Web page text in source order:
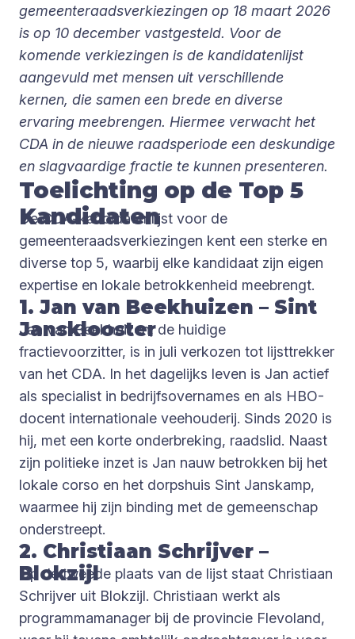
gemeenteraadsverkiezingen op 18 maart 2026
is op 10 december vastgesteld. Voor de
komende verkiezingen is de kandidatenlijst
aangevuld met mensen uit verschillende
kernen, die samen een brede en diverse
ervaring meebrengen. Hiermee verwacht het
CDA in de nieuwe raadsperiode een deskundige
en slagvaardige fractie te kunnen presenteren.
Toelichting op de Top 5
Kandidaten
De CDA-kandidatenlijst voor de
gemeenteraadsverkiezingen kent een sterke en
diverse top 5, waarbij elke kandidaat zijn eigen
expertise en lokale betrokkenheid meebrengt.
1. Jan van Beekhuizen – Sint
Jansklooster
Jan van Beekhuizen, de huidige
fractievoorzitter, is in juli verkozen tot lijsttrekker
van het CDA. In het dagelijks leven is Jan actief
als specialist in bedrijfsovernames en als HBO-
docent internationale veehouderij. Sinds 2020 is
hij, met een korte onderbreking, raadslid. Naast
zijn politieke inzet is Jan nauw betrokken bij het
lokale corso en het dorpshuis Sint Janskamp,
waarmee hij zijn binding met de gemeenschap
onderstreept.
2. Christiaan Schrijver –
Blokzijl
Op de tweede plaats van de lijst staat Christiaan
Schrijver uit Blokzijl. Christiaan werkt als
programmamanager bij de provincie Flevoland,